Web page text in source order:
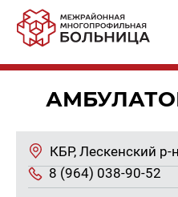
КБР, Лес­кен­ский р-
8 (964) 038-90-52